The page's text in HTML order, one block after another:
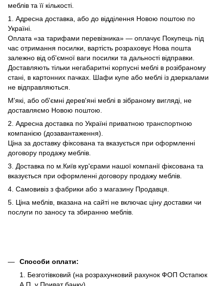
меблів та її кількості.
1. Адресна доставка, або до відділення Новою поштою по
Україні.
Оплата «за тарифами перевізника» — оплачує Покупець під
час отримання посилки, вартість розраховує Нова пошта
залежно від об'ємної ваги посилки та дальності відправки.
Доставляють тільки негабаритні корпусні меблі в розібраному
стані, в картонних пачках. Шафи купе або меблі із дзеркалами
не відправляються.
М'які, або об'ємні дерев'яні меблі в зібраному вигляді, не
доставляємо Новою поштою.
2. Адресна доставка по Україні приватною транспортною
компанією (дозавантаження).
Ціна за доставку фіксована та вказується при оформленні
договору продажу меблів.
3. Доставка по м.Київ кур'єрами нашої компанії фіксована та
вказується при оформленні договору продажу меблів.
4. Самовивіз з фабрики або з магазину Продавця.
5. Ціна меблів, вказана на сайті не включає ціну доставки чи
послуги по заносу та збиранню меблів.
Способи оплати:
1. Безготівковий (на розрахунковий рахунок ФОП Остапюк
А.П. у Приват банку)